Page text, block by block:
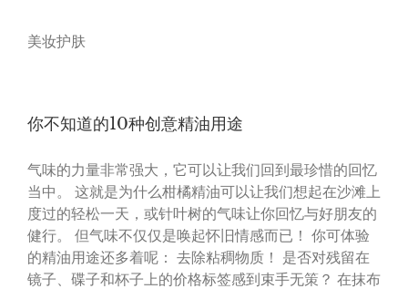
美妆护肤
你不知道的10种创意精油用途
气味的力量非常强大，它可以让我们回到最珍惜的回忆
当中。 这就是为什么柑橘精油可以让我们想起在沙滩上
度过的轻松一天，或针叶树的气味让你回忆与好朋友的
健行。 但气味不仅仅是唤起怀旧情感而已！ 你可体验
的精油用途还多着呢： 去除粘稠物质！ 是否对残留在
镜子、碟子和杯子上的价格标签感到束手无策？ 在抹布